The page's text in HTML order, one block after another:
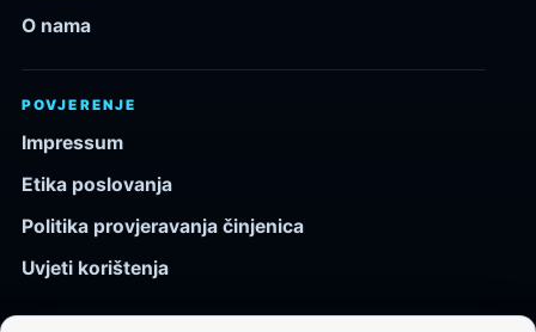
O nama
POVJERENJE
Impressum
Etika poslovanja
Politika provjeravanja činjenica
Uvjeti korištenja